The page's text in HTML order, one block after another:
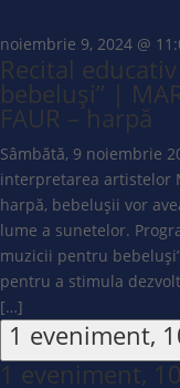
noiembrie 9, 2024 @
Recital
bebeluși” |
FAUR – harpă
Sâmbătă, 9 noiembrie
interpretarea artistelor
harpă, bebelușii vor
lume a sunetelor.
muzicii pentru
pentru a stimula
[…]
1 eveniment,
1 eveniment, 10